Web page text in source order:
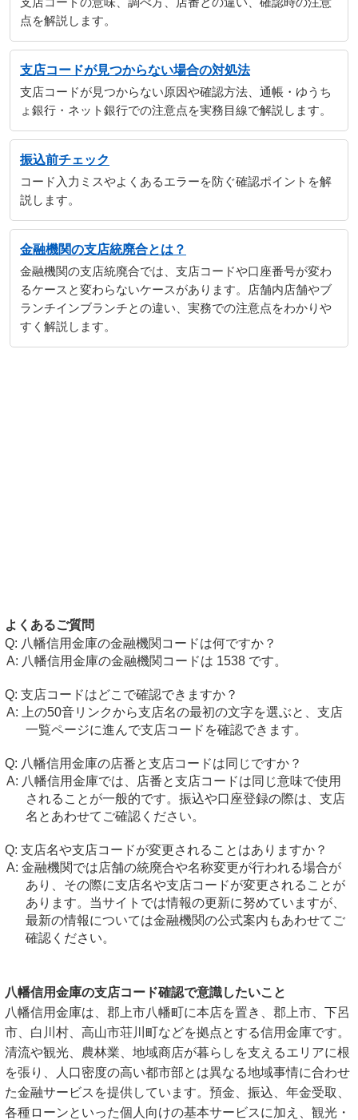
点を解説します。
支店コードが見つからない場合の対処法
支店コードが見つからない原因や確認方法、通帳・ゆうち
ょ銀行・ネット銀行での注意点を実務目線で解説します。
振込前チェック
コード入力ミスやよくあるエラーを防ぐ確認ポイントを解
説します。
金融機関の支店統廃合とは？
金融機関の支店統廃合では、支店コードや口座番号が変わ
るケースと変わらないケースがあります。店舗内店舗やブ
ランチインブランチとの違い、実務での注意点をわかりや
すく解説します。
よくあるご質問
八幡信用金庫の金融機関コードは何ですか？
八幡信用金庫の金融機関コードは 1538 です。
支店コードはどこで確認できますか？
上の50音リンクから支店名の最初の文字を選ぶと、支店
一覧ページに進んで支店コードを確認できます。
八幡信用金庫の店番と支店コードは同じですか？
八幡信用金庫では、店番と支店コードは同じ意味で使用
されることが一般的です。振込や口座登録の際は、支店
名とあわせてご確認ください。
支店名や支店コードが変更されることはありますか？
金融機関では店舗の統廃合や名称変更が行われる場合が
あり、その際に支店名や支店コードが変更されることが
あります。当サイトでは情報の更新に努めていますが、
最新の情報については金融機関の公式案内もあわせてご
確認ください。
八幡信用金庫の支店コード確認で意識したいこと
八幡信用金庫は、郡上市八幡町に本店を置き、郡上市、下呂
市、白川村、高山市荘川町などを拠点とする信用金庫です。
清流や観光、農林業、地域商店が暮らしを支えるエリアに根
を張り、人口密度の高い都市部とは異なる地域事情に合わせ
た金融サービスを提供しています。預金、振込、年金受取、
各種ローンといった個人向けの基本サービスに加え、観光・